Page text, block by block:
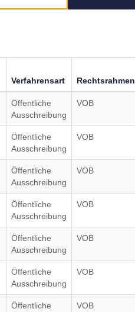
Verfahrensart Rechtsrahmen
Öffentliche
Ausschreibung
VOB
Öffentliche
Ausschreibung
VOB
Öffentliche
Ausschreibung
VOB
Öffentliche
Ausschreibung
VOB
Öffentliche
Ausschreibung
VOB
Öffentliche
Ausschreibung
VOB
Öffentliche
VOB